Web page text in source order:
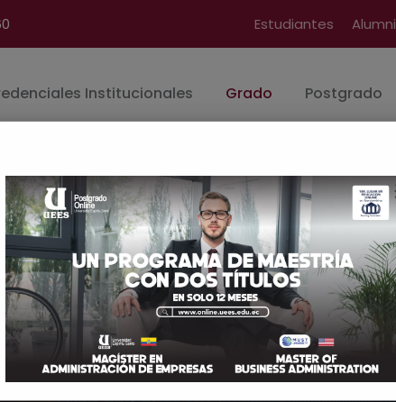
Estudiantes Alumni
Institucionales Grado Postgrado